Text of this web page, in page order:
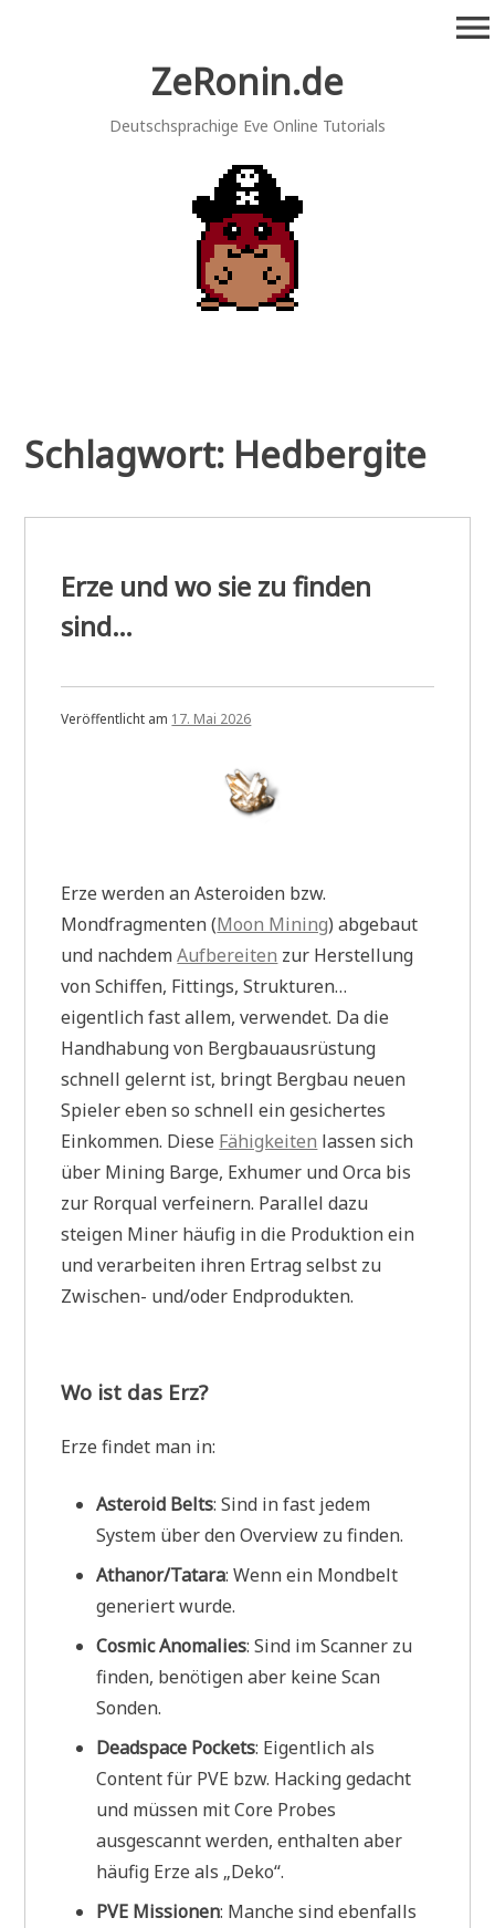
ZeRonin.de
Deutschsprachige Eve Online Tutorials
menu
Schlagwort: Hedbergite
Erze und wo sie zu finden
sind…
Veröffentlicht am 17. Mai 2026
Erze werden an Asteroiden bzw.
Mondfragmenten (Moon Mining) abgebaut
und nachdemAufbereiten zur Herstellung
von Schiffen, Fittings, Strukturen…
eigentlich fast allem, verwendet. Da die
Handhabung von Bergbauausrüstung
schnell gelernt ist, bringt Bergbau neuen
Spieler eben so schnell ein gesichertes
Einkommen. Diese Fähigkeiten lassen sich
über Mining Barge, Exhumer und Orca bis
zur Rorqual verfeinern. Parallel dazu
steigen Miner häufig in die Produktion ein
und verarbeiten ihren Ertrag selbst zu
Zwischen- und/oder Endprodukten.
Wo ist das Erz?
Erze findet man in:
Asteroid Belts: Sind in fast jedem
System über den Overview zu finden.
Athanor/Tatara: Wenn ein Mondbelt
generiert wurde.
Cosmic Anomalies: Sind im Scanner zu
finden, benötigen aber keine Scan
Sonden.
Deadspace Pockets: Eigentlich als
Content für PVE bzw. Hacking gedacht
und müssen mit Core Probes
ausgescannt werden, enthalten aber
häufig Erze als „Deko“.
PVE Missionen: Manche sind ebenfalls